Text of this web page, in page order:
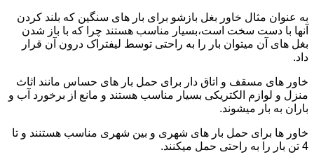
به عنوان مثال خاور بغل بازشو برای بار های سنگین که بلند کردن
آنها با دست سخت است،بسیار مناسب هستند چرا که با باز شدن
بغل های آن میتوان بار را به راحتی توسط لیفتراک درون آن قرار
داد.
خاور های مسقف و اتاق دار برای حمل بار های حساس مانند اثاث
منزل و لوازم الکتریکی بسیار مناسب هستند و مانع از برخورد آب و
باران به بار میشوند.
خاور ها برای حمل بار های شهری و بین شهری مناسب هستنند و تا
4 تن بار را به راحتی حمل میکنند.